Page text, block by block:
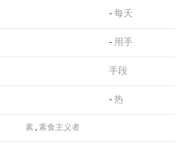
- 每天
- 用手
手段
- 热
素, 素食主义者